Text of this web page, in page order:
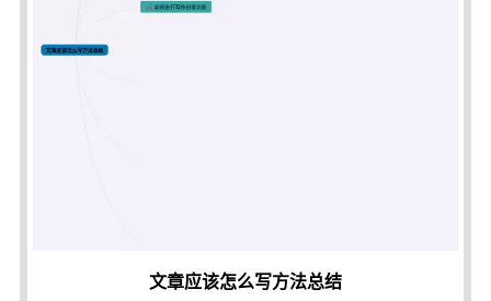
文章应该怎么写方法总结